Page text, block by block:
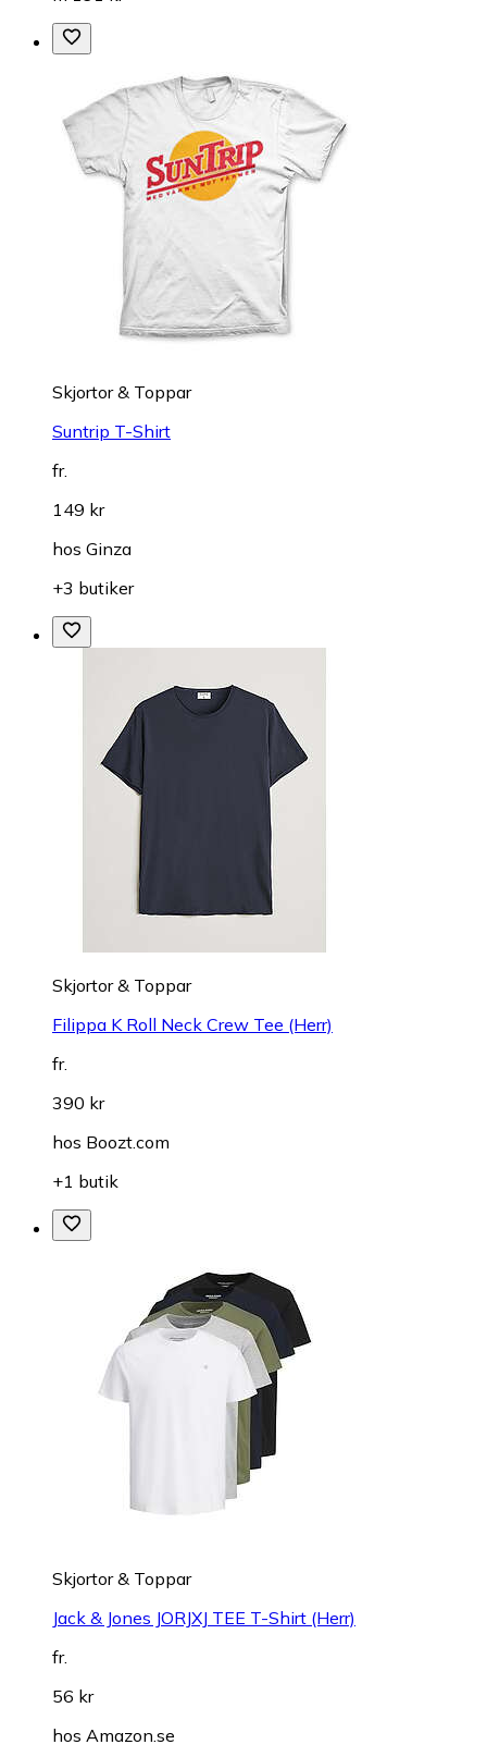
Skjortor & Toppar
Suntrip T-Shirt
fr.
149 kr
hos Ginza
+3 butiker
Skjortor & Toppar
Filippa K Roll Neck Crew Tee (Herr)
fr.
390 kr
hos Boozt.com
+1 butik
Skjortor & Toppar
Jack & Jones JORJXJ TEE T-Shirt (Herr)
fr.
56 kr
hos Amazon.se